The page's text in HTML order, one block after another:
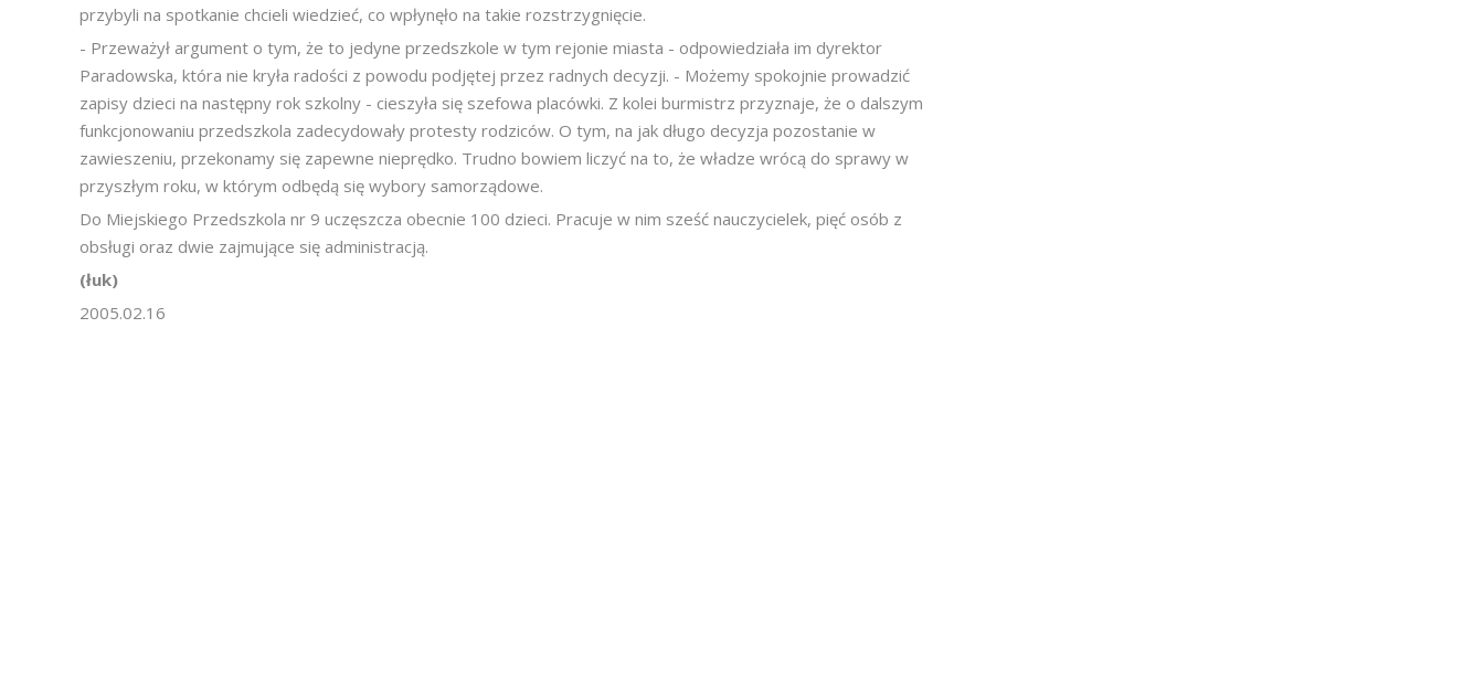
przybyli na spotkanie chcieli wiedzieć, co wpłynęło na takie rozstrzygnięcie.
- Przeważył argument o tym, że to jedyne przedszkole w tym rejonie miasta - odpowiedziała im dyrektor
Paradowska, która nie kryła radości z powodu podjętej przez radnych decyzji. - Możemy spokojnie prowadzić
zapisy dzieci na następny rok szkolny - cieszyła się szefowa placówki. Z kolei burmistrz przyznaje, że o dalszym
funkcjonowaniu przedszkola zadecydowały protesty rodziców. O tym, na jak długo decyzja pozostanie w
zawieszeniu, przekonamy się zapewne nieprędko. Trudno bowiem liczyć na to, że władze wrócą do sprawy w
przyszłym roku, w którym odbędą się wybory samorządowe.
Do Miejskiego Przedszkola nr 9 uczęszcza obecnie 100 dzieci. Pracuje w nim sześć nauczycielek, pięć osób z
obsługi oraz dwie zajmujące się administracją.
(łuk)
2005.02.16